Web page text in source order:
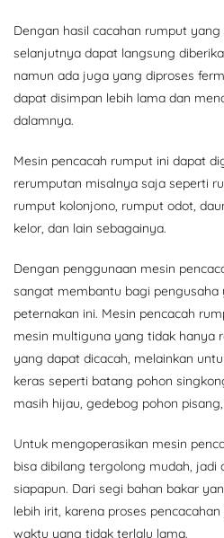
Dengan hasil cacahan rumput
selanjutnya dapat langsung
namun ada juga yang diproses
dapat disimpan lebih lama dan
dalamnya.
Mesin pencacah rumput ini dapat
rerumputan misalnya saja seperti
rumput kolonjono, rumput odot,
kelor, dan lain sebagainya.
Dengan penggunaan mesin
sangat membantu bagi
peternakan ini. Mesin pencacah
mesin multiguna yang tidak hanya
yang dapat dicacah, melainkan
keras seperti batang pohon
masih hijau, gedebog pohon
Untuk mengoperasikan mesin
bisa dibilang tergolong mudah, jadi
siapapun. Dari segi bahan bakar
lebih irit, karena proses
waktu yang tidak terlalu lama.